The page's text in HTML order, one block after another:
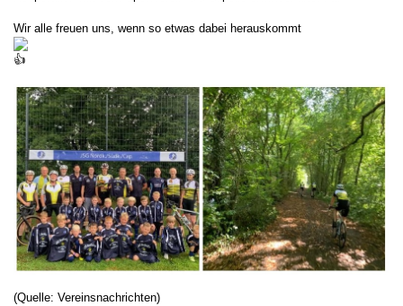
Wir alle freuen uns, wenn so etwas dabei herauskommt
(Quelle: Vereinsnachrichten)